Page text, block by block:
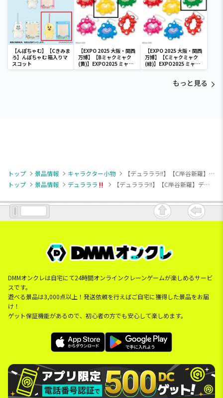
【んぽちゃむ】【Cきみま
ろ】んぽちゃむ 箱入りマ
スコット
【EXPO 2025 大阪・関西
万博】【Bミャクミャク
(黄)】EXPO2025 ミャク
ミャク カラフルスクイー
【EXPO 2025 大阪・関西
万博】【Cミャクミャク
(緑)】EXPO2025 ミャク
ミャク カラフルスクイー
もっと見る
トップ 景品情報 キャラクター小物
【デュラララ!!】【C岸谷新羅】デュラララ!!×2 ちょぴぬいぷち②
トップ
景品情報 デュラララ 【デュラララ!!】【C岸谷新羅】デュラララ!!×2 ちょぴぬいぷち②
DMMオンクレは自宅にて24時間オンラインクレーンゲームが楽しめるサービ
スです。
遊べる景品は3,000点以上！発送依頼を行えばご自宅に獲得した景品をお届
け！
ゲット保証機能があるので、初心者の方でも安心して楽しめます。